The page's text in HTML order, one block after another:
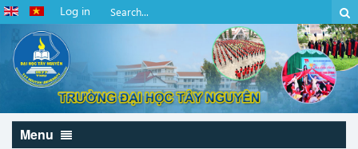
Log in
Menu